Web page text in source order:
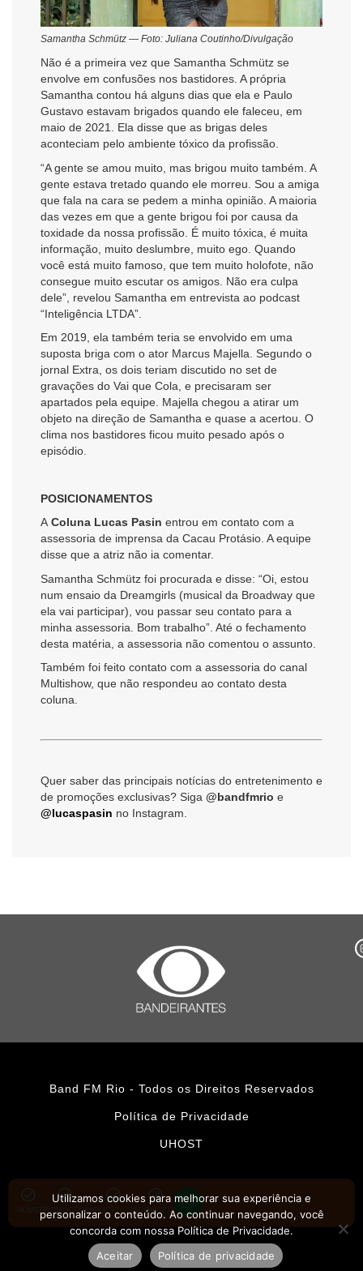
Samantha Schmütz — Foto: Juliana Coutinho/Divulgação
Não é a primeira vez que Samantha Schmütz se
envolve em confusões nos bastidores. A própria
Samantha contou há alguns dias que ela e Paulo
Gustavo estavam brigados quando ele faleceu, em
maio de 2021. Ela disse que as brigas deles
aconteciam pelo ambiente tóxico da profissão.
“A gente se amou muito, mas brigou muito também. A
gente estava tretado quando ele morreu. Sou a amiga
que fala na cara se pedem a minha opinião. A maioria
das vezes em que a gente brigou foi por causa da
toxidade da nossa profissão. É muito tóxica, é muita
informação, muito deslumbre, muito ego. Quando
você está muito famoso, que tem muito holofote, não
consegue muito escutar os amigos. Não era culpa
dele”, revelou Samantha em entrevista ao podcast
“Inteligência LTDA”.
Em 2019, ela também teria se envolvido em uma
suposta briga com o ator Marcus Majella. Segundo o
jornal Extra, os dois teriam discutido no set de
gravações do Vai que Cola, e precisaram ser
apartados pela equipe. Majella chegou a atirar um
objeto na direção de Samantha e quase a acertou. O
clima nos bastidores ficou muito pesado após o
episódio.
POSICIONAMENTOS
AColuna Lucas Pasin entrou em contato com a
assessoria de imprensa da Cacau Protásio. A equipe
disse que a atriz não ia comentar.
Samantha Schmütz foi procurada e disse: “Oi, estou
num ensaio da Dreamgirls (musical da Broadway que
ela vai participar), vou passar seu contato para a
minha assessoria. Bom trabalho”. Até o fechamento
desta matéria, a assessoria não comentou o assunto.
Também foi feito contato com a assessoria do canal
Multishow, que não respondeu ao contato desta
coluna.
Quer saber das principais notícias do entretenimento e
de promoções exclusivas? Siga @bandfmrio e
@lucaspasin no Instagram.
Band FM Rio - Todos os Direitos Reservados
Política de Privacidade
UHOST
PROMOÇÕESAPLICATIVOS CONTATO
Utilizamos cookies para melhorar sua experiência e
personalizar o conteúdo. Ao continuar navegando, você
concorda com nossa Política de Privacidade.
Aceitar
Política de privacidade